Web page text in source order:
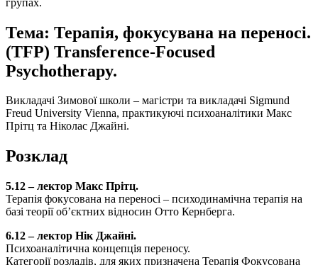
Тема: Терапія, фокусувана на переносі.
(TFP) Transference-Focused
Psychotherapy.
Викладачі Зимової школи – магістри та викладачі Sigmund
Freud University Vienna, практикуючі психоаналітики Макс
Прітц та Ніколас Джайні.
Розклад
5.12 – лектор Макс Прітц.
Терапія фокусована на переносі – психодинамiчна терапія на
базі теорії об’єктних відносин Отто Кернберга.
6.12 – лектор Нік Джайні.
Психоаналітична концепція переносу.
Категорії розладів, для яких призначена Терапія Фокусована